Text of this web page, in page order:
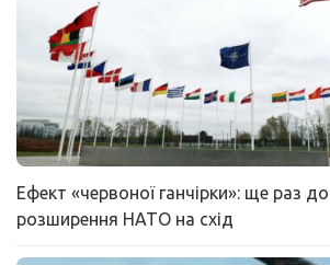
Ефект «червоної ганчірки»: ще раз
розширення НАТО на схід